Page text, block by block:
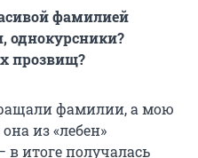
фамилией
однокурсники?
прозвищ?
фамилии, а мою
из «лебен»
в итоге получалась